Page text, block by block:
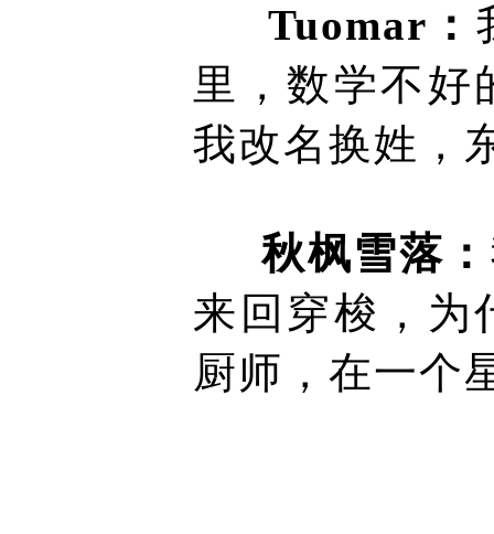
Tuomar：
里，数学不好
我改名换姓，
秋枫雪落：
来回穿梭，为
厨师，在一个